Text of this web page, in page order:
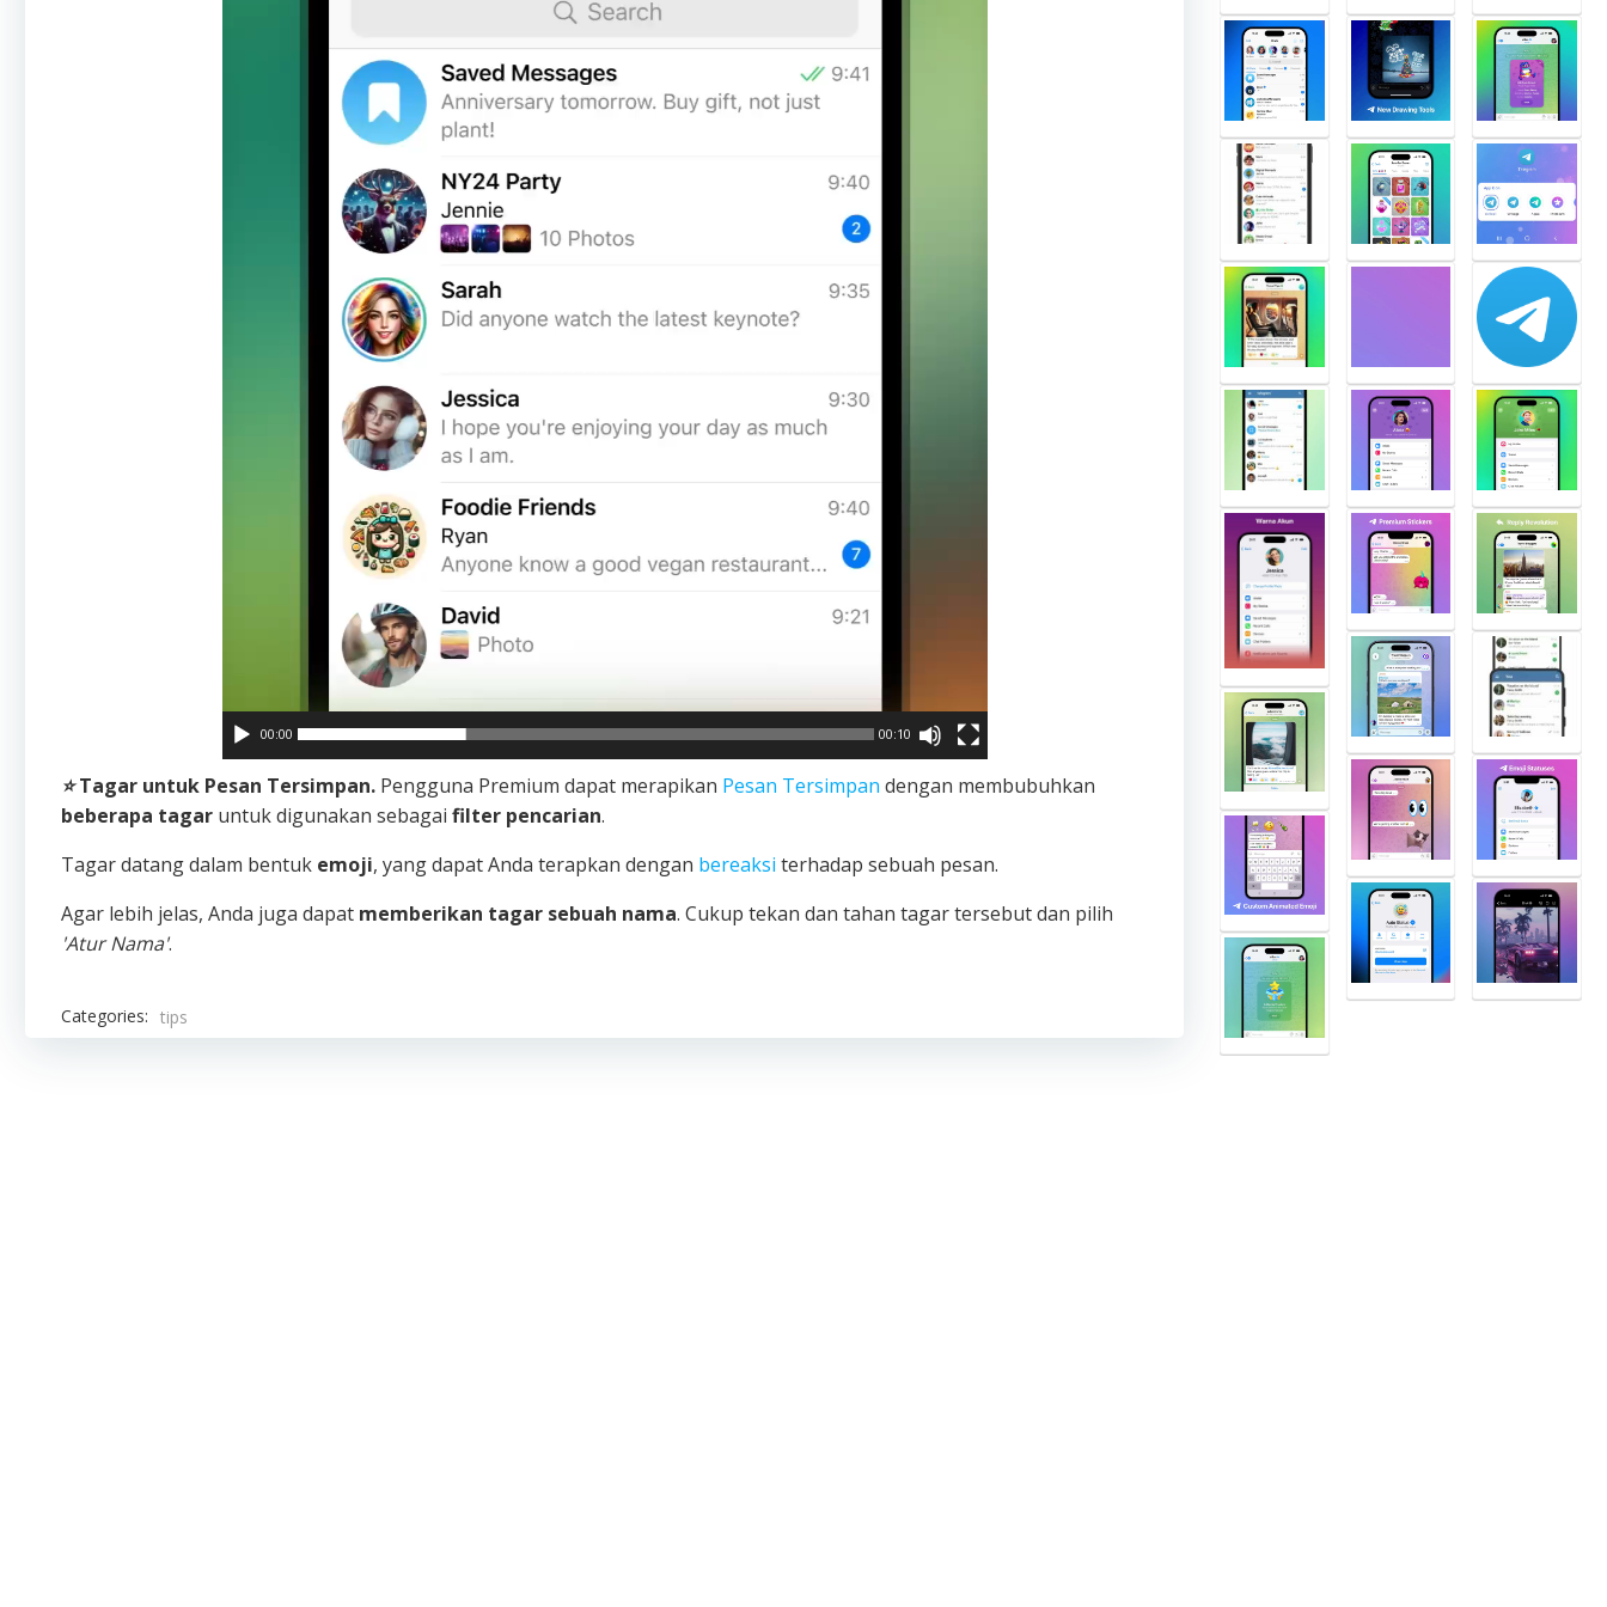
00:00 00:10
⭐️ Tagar untuk Pesan Tersimpan. Pengguna Premium dapat merapikan Pesan Tersimpan dengan membubuhkan
beberapa tagar untuk digunakan sebagai filter pencarian.
Tagar datang dalam bentuk emoji, yang dapat Anda terapkan dengan bereaksi terhadap sebuah pesan.
Agar lebih jelas, Anda juga dapat memberikan tagar sebuah nama. Cukup tekan dan tahan tagar tersebut dan pilih
'Atur Nama'.
Categories: tips